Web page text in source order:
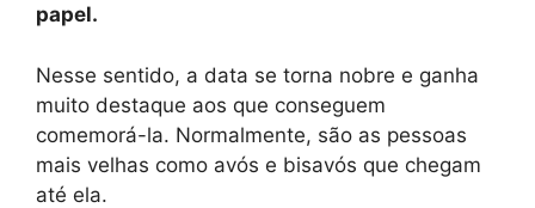
papel.
Nesse sentido, a data se torna nobre e ganha
muito destaque aos que conseguem
comemorá-la. Normalmente, são as pessoas
mais velhas como avós e bisavós que chegam
até ela.